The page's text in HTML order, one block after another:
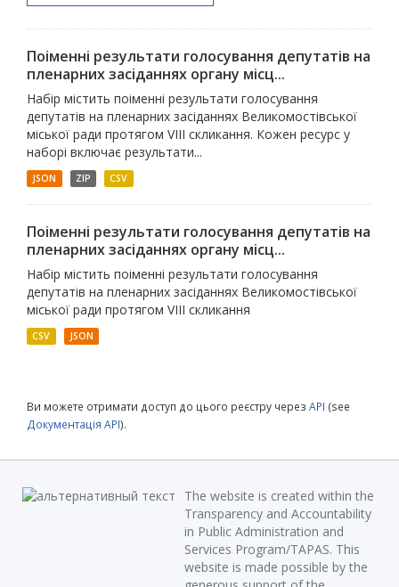
Поіменні результати голосування депутатів на
пленарних засіданнях органу місц...
Набір містить поіменні результати голосування
депутатів на пленарних засіданнях Великомостівської
міської ради протягом VІII скликання. Кожен ресурс у
наборі включає результати...
JSON ZIP CSV
Поіменні результати голосування депутатів на
пленарних засіданнях органу місц...
Набір містить поіменні результати голосування
депутатів на пленарних засіданнях Великомостівської
міської ради протягом VІII скликання
CSV JSON
Ви можете отримати доступ до цього реєстру через API (see
Документація API).
The website is created within the
Transparency and Accountability
in Public Administration and
Services Program/TAPAS. This
website is made possible by the